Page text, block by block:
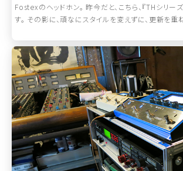
Fostexのヘッドホン。 昨今だと、こちら、『THシリー
す。 その影に、頑なにスタイルを変えずに、更新を重
あります。 プロフェッショナル・モニター・ヘッドフォン
[…]